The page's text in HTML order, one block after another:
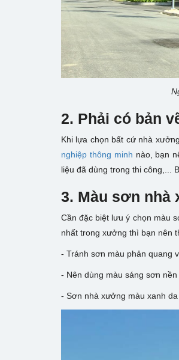
2. Phải có bản
Khi lựa chọn bất cứ nhà
nghiệp thông minh nào, bạn
liệu đã dùng trong thi công,...
3. Màu sơn nhà
Cần đặc biệt lưu ý chọn màu
nhất trong xưởng thì bạn nên
- Tránh sơn màu phản quang
- Nên dùng màu sáng sơn
- Sơn nhà xưởng màu xanh